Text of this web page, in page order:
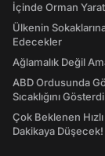
İçinde Orman
Ülkenin
Edecekler
Ağlamalık Değil
ABD Ordusunda
Sıcaklığını Gösterdi
Çok Beklenen
Dakikaya Düşecek!